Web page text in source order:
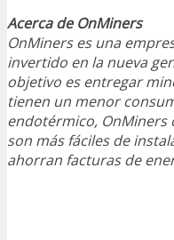
Acerca de OnMiners
OnMiners es una
invertido en la nueva
objetivo es entregar
tienen un menor
endotérmico, OnMiners
son más fáciles de
ahorran facturas de